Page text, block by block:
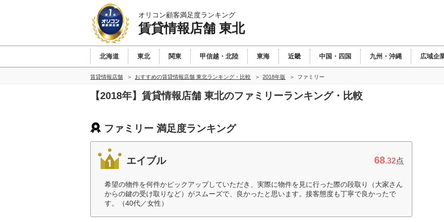
オリコン顧客満足度ランキング
賃貸情報店舗 東北
北海道 東北 関東 甲信越・北陸 東海 近畿 中国・四国 九州・沖縄 広域企
賃貸情報店舗 おすすめの賃貸情報店舗 東北ランキング・比較 2018年版 ファミリー
【2018年】賃貸情報店舗 東北のファミリーランキング・比較
ファミリー 満足度ランキング
エイブル 68.32点
希望の物件を何件かピックアップしていただき、実際に物件を見に行った際の段取り（大家さん
からの鍵の受け取りなど）がスムーズで、良かったと思います。接客態度も丁寧で良かったで
す。（40代／女性）